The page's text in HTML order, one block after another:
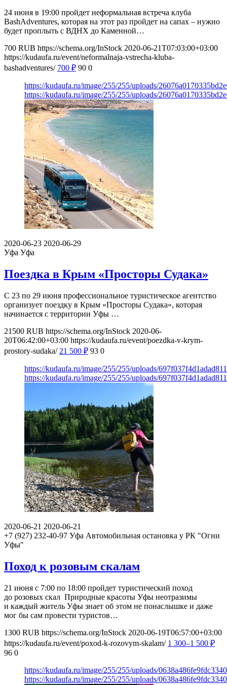
24 июня в 19:00 пройдет неформальная встреча клуба
BashAdventures, которая на этот раз пройдет на сапах – нужно
будет проплыть с ВДНХ до Каменной…
700 RUB https://schema.org/InStock 2020-06-21T07:03:00+03:00
https://kudaufa.ru/event/neformalnaja-vstrecha-kluba-
bashadventures/ 700 ₽ 90 0
https://kudaufa.ru/image/255/255/uploads/
https://kudaufa.ru/image/255/255/uploads/
2020-06-23 2020-06-29
Уфа Уфа
Поездка в Крым «Просторы Судака»
С 23 по 29 июня профессиональное туристическое агентство
организует поездку в Крым «Просторы Судака», которая
начинается с территории Уфы …
21500 RUB https://schema.org/InStock 2020-06-
20T06:42:00+03:00 https://kudaufa.ru/event/poezdka-v-krym-
prostory-sudaka/ 21 500 ₽ 93 0
https://kudaufa.ru/image/255/255/uploads/
https://kudaufa.ru/image/255/255/uploads/
2020-06-21 2020-06-21
+7 (927) 232-40-97 Уфа Автомобильная остановка у РК "Огни
Уфы"
Поход к розовым скалам
21 июня с 7:00 по 18:00 пройдет туристический поход
до розовых скал Природные красоты Уфы неотразимы
и каждый житель Уфы знает об этом не понаслышке и даже
мог бы сам провести туристов…
1300 RUB https://schema.org/InStock 2020-06-19T06:57:00+03:00
https://kudaufa.ru/event/poxod-k-rozovym-skalam/ 1 300–1 500 ₽
96 0
https://kudaufa.ru/image/255/255/uploads/
https://kudaufa.ru/image/255/255/uploads/